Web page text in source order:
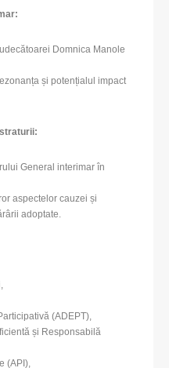
Domnica Manole
și potențialul impact
General interimar în
aspectelor cauzei și
adoptate.
(ADEPT),
și Responsabilă
(API),